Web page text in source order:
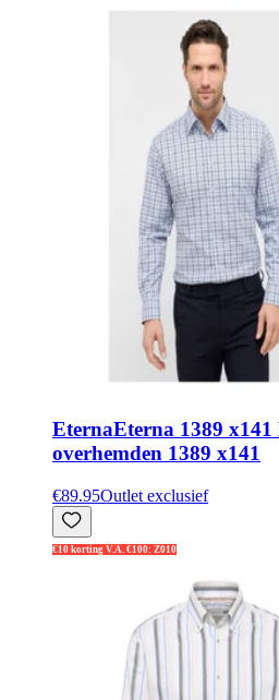
EternaEterna 1389 x141
overhemden 1389 x141
€89.95Outlet exclusief
€10 korting V.A. €100: Z010